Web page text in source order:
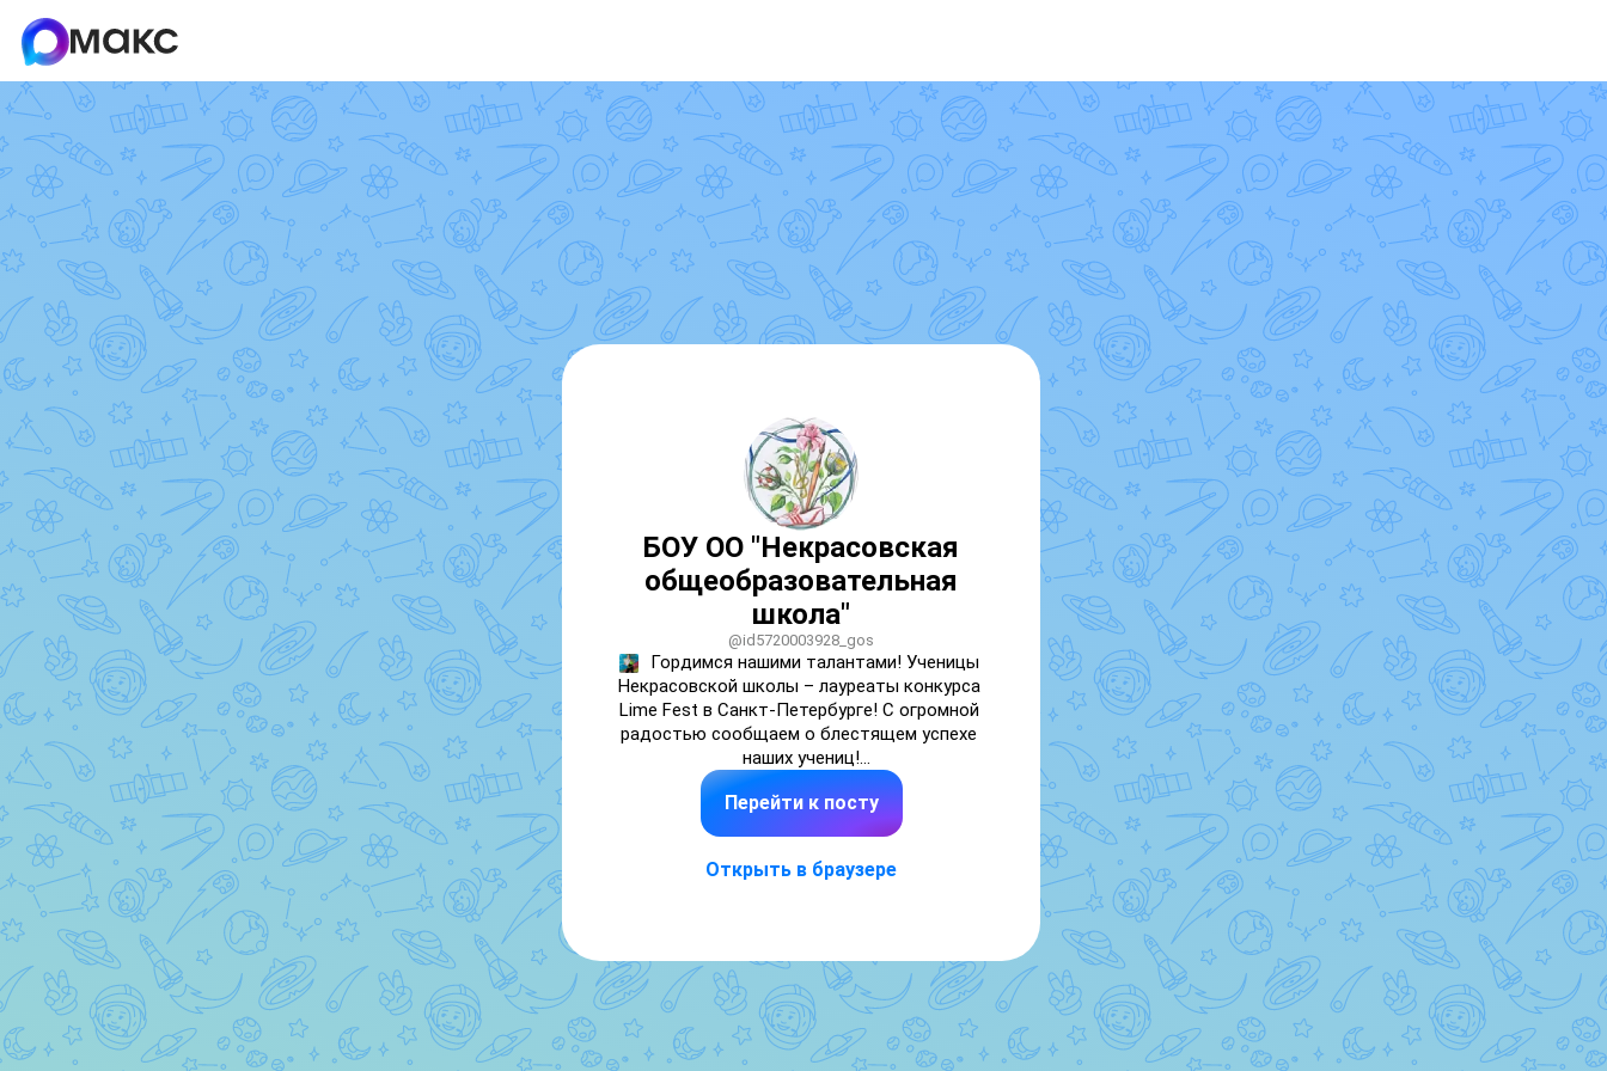
БОУ ОО "Некрасовская
общеобразовательная
школа"
@id5720003928_gos
Гордимся нашими талантами! Ученицы
Некрасовской школы – лауреаты конкурса
Lime Fest в Санкт-Петербурге! С огромной
радостью сообщаем о блестящем успехе
наших учениц!
Чирикина Мария и Шевченко Анастасия,
воспитанницы БОУ ОО "Некрасовская
лауреатами I степени на международном
Это выдающееся достижение стало
возможным благодаря упорному труду,
таланту наших девочек и, конечно же,
неоценимой поддержке и
Перейти к посту
Открыть в браузере